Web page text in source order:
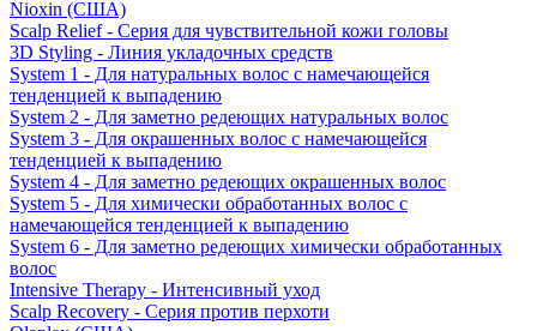
Nioxin (США)
Scalp Relief - Серия для чувствительной кожи головы
3D Styling - Линия укладочных средств
System 1 - Для натуральных волос с намечающейся
тенденцией к выпадению
System 2 - Для заметно редеющих натуральных волос
System 3 - Для окрашенных волос с намечающейся
тенденцией к выпадению
System 4 - Для заметно редеющих окрашенных волос
System 5 - Для химически обработанных волос с
намечающейся тенденцией к выпадению
System 6 - Для заметно редеющих химически обработанных
волос
Intensive Therapy - Интенсивный уход
Scalp Recovery - Серия против перхоти